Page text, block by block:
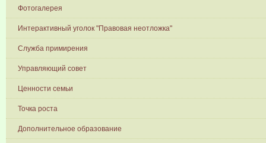
Фотогалерея
Интерактивный уголок "Правовая неотложка"
Служба примирения
Управляющий совет
Ценности семьи
Точка роста
Дополнительное образование